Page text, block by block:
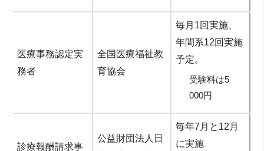
医療事務認定実
務者
全国医療福祉教
育協会
毎月1回実施、
年間系12回実施
予定。
受験料は5
000円
診療報酬請求事
公益財団法人日
毎年7月と12月
に実施